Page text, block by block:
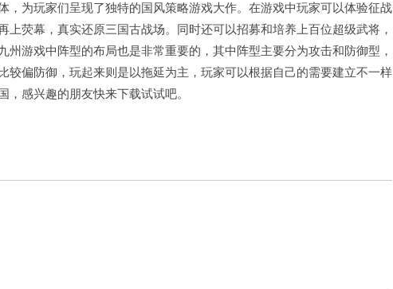
，为玩家们呈现了独特的国风策略游戏大作。在游戏中玩家可以体验征战
荧幕，真实还原三国古战场。同时还可以招募和培养上百位超级武将，
游戏中阵型的布局也是非常重要的，其中阵型主要分为攻击和防御型，
较偏防御，玩起来则是以拖延为主，玩家可以根据自己的需要建立不一样
感兴趣的朋友快来下载试试吧。